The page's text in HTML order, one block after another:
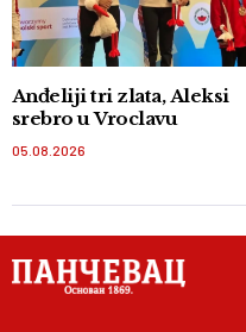
Anđeliji tri zlata, Aleksi
srebro u Vroclavu
05.08.2026